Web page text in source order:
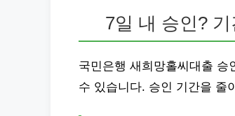
7일 내 승인? 기
국민은행 새희망홀씨대출 승
수 있습니다. 승인 기간을 줄